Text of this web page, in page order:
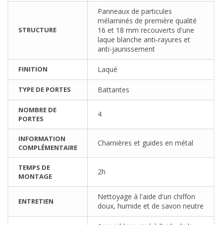
STRUCTURE
Panneaux de particules
mélaminés de première qualité
16 et 18 mm recouverts d'une
laque blanche anti-rayures et
anti-jaunissement
FINITION Laqué
TYPE DE PORTES Battantes
NOMBRE DE
PORTES
4
INFORMATION
COMPLÉMENTAIRE
Charnières et guides en métal
TEMPS DE
MONTAGE
2h
ENTRETIEN
Nettoyage à l'aide d'un chiffon
doux, humide et de savon neutre